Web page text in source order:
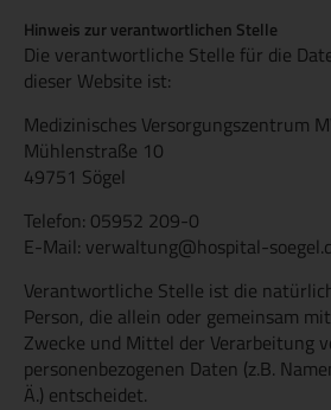
Hinweis zur verantwortlichen Stelle
Die verantwortliche Stelle für die
dieser Website ist:
Medizinisches Versorgungszentrum
Mühlenstraße 10
49751 Sögel
Telefon: 05952 209-0
E-Mail: verwaltung@hospital-
Verantwortliche Stelle ist die
Person, die allein oder gemeinsam
Zwecke und Mittel der Verarbeitung
personenbezogenen Daten (z.B.
Ä.) entscheidet.